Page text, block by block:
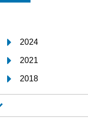
2024
2021
2018
2015
2012